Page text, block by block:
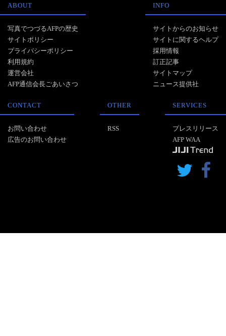
ABOUT
写真でつづるAFPの歴史
サイトポリシー
プライバシーポリシー
利用規約
運営会社
AFP通信会長ごあいさつ
INFO
サイトからのお知らせ
サイトに関するヘルプ
採用情報
訂正記事
サイトマップ
ニュース提供社
CONTACT
お問い合わせ
広告のお問い合わせ
OTHER
RSS
SERVICES
プレスリリース
AFP WAA